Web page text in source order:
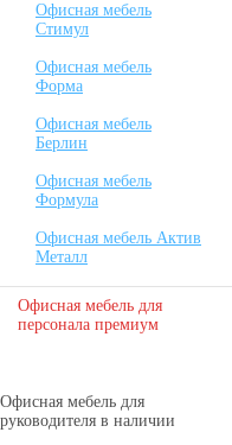
Офисная мебель
Стимул
Офисная мебель
Форма
Офисная мебель
Берлин
Офисная мебель
Формула
Офисная мебель Актив
Металл
Офисная мебель для
персонала премиум
Офисная мебель для
руководителя в наличии